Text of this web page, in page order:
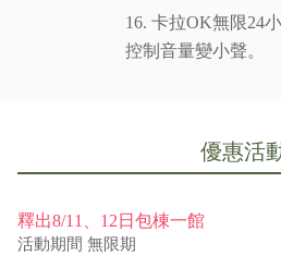
16. 卡拉OK無限24
控制音量變小聲。
優惠活
釋出8/11、12日包棟一館
活動期間 無限期